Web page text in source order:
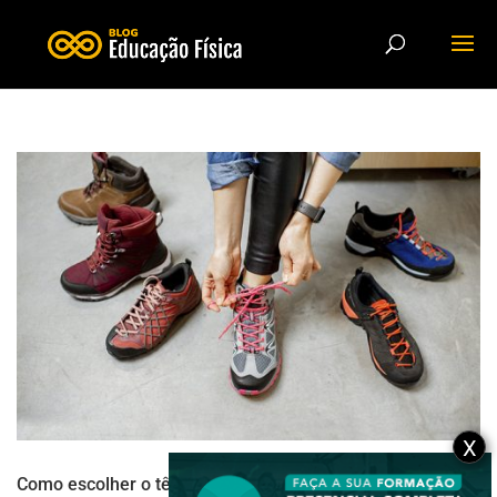
Como escolher o tênis ideal para cada tipo de esporte
X